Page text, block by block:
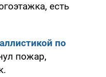
есть
по
пожар,